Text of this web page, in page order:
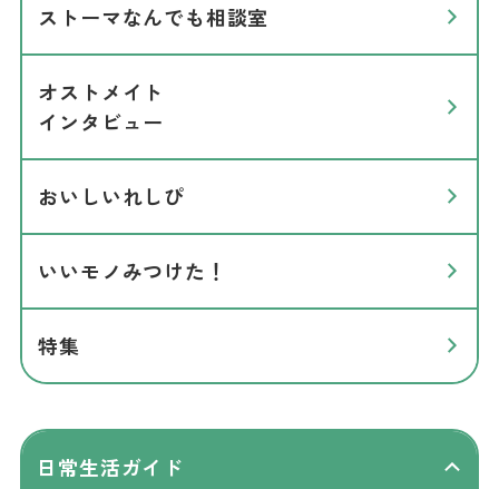
ストーマなんでも相談室
オストメイト
インタビュー
おいしいれしぴ
いいモノみつけた！
特集
日常生活ガイド